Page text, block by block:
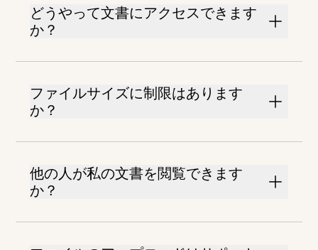
どうやって文書にアクセスできます
か？
ファイルサイズに制限はあります
か？
他の人が私の文書を閲覧できます
か？